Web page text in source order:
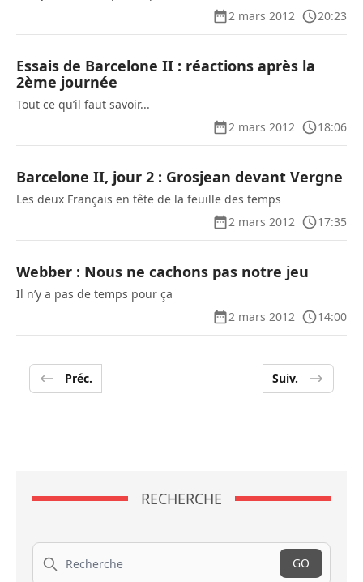
2 mars 2012
20:23
Essais de Barcelone II : réactions après la
2ème journée
Tout ce qu’il faut savoir...
2 mars 2012
18:06
Barcelone II, jour 2 : Grosjean devant Vergne
Les deux Français en tête de la feuille des temps
2 mars 2012
17:35
Webber : Nous ne cachons pas notre jeu
Il n’y a pas de temps pour ça
2 mars 2012
14:00
Préc. Suiv.
RECHERCHE
Recherche
GO